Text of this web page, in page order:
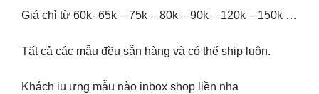
Giá chỉ từ 60k- 65k – 75k – 80k – 90k – 120k – 150k …
Tất cả các mẫu đều sẵn hàng và có thể ship luôn.
Khách iu ưng mẫu nào inbox shop liền nha